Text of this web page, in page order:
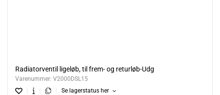
Radiatorventil ligeløb, til frem- og returløb-Udg
Varenummer: V2000DSL15
Se lagerstatus her